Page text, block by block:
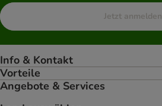
Jetzt anmelden
Info & Kontakt
Vorteile
Angebote & Services